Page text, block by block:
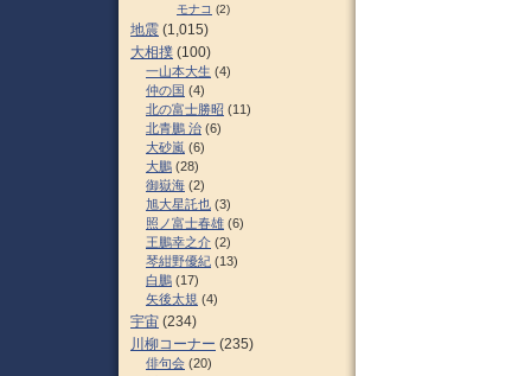
モナコ (2)
地震 (1,015)
大相撲 (100)
一山本大生 (4)
仲の国 (4)
北の富士勝昭 (11)
北青鵬 治 (6)
大砂嵐 (6)
大鵬 (28)
御嶽海 (2)
旭大星託也 (3)
照ノ富士春雄 (6)
王鵬幸之介 (2)
琴紺野優紀 (13)
白鵬 (17)
矢後太規 (4)
宇宙 (234)
川柳コーナー (235)
俳句会 (20)